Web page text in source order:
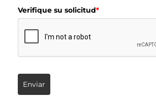
Verifique su solicitud*
Enviar